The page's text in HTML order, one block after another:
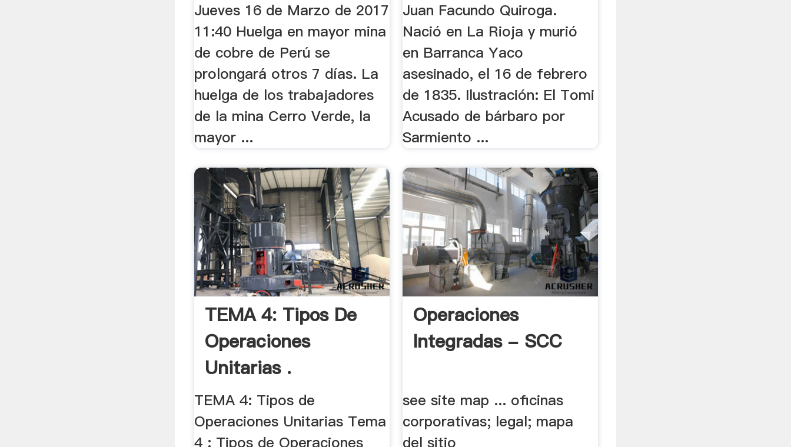
Jueves 16 de Marzo de 2017
11:40 Huelga en mayor mina
de cobre de Perú se
prolongará otros 7 días. La
huelga de los trabajadores
de la mina Cerro Verde, la
mayor ...
Juan Facundo Quiroga.
Nació en La Rioja y murió
en Barranca Yaco
asesinado, el 16 de febrero
de 1835. Ilustración: El Tomi
Acusado de bárbaro por
Sarmiento ...
TEMA 4: Tipos De
Operaciones
Unitarias .
TEMA 4: Tipos de
Operaciones Unitarias Tema
4 : Tipos de Operaciones
Operaciones
Integradas - SCC
see site map ... oficinas
corporativas; legal; mapa
del sitio